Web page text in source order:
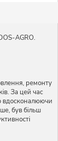
AGRO.
ремонту
За цей час
вдосконалюючи
був більш